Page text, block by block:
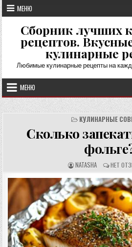
Перейти
к
содержимому
МЕНЮ
Сборник лучших
рецептов.
кулинарные
Любимые кулинарные рецепты на
МЕНЮ
КУЛИНАРНЫЕ
Сколько
А
В
Т
О
Р
Р
Е
Ц
Е
П
Т
А
:
NATASHA О
Т
З
Ы
В
Ы
НЕТ